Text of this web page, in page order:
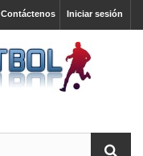
Iniciar sesión
Contáctenos